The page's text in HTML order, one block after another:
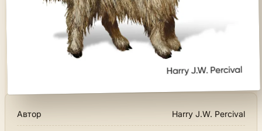
Автор Harry J.W. Percival